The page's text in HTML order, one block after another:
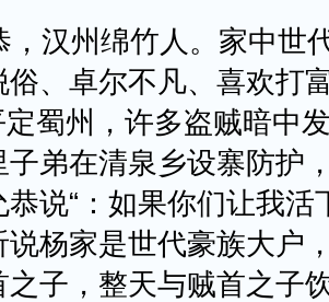
州绵竹人。家中世
俗、卓尔不凡、喜欢打
蜀州，许多盗贼暗中
子弟在清泉乡设寨防护
说“：如果你们让我活
说杨家是世代豪族大户
之子，整天与贼首之子